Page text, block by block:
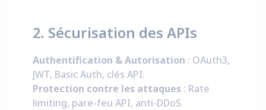
2. Sécurisation des APIs
Authentification & Autorisation : OAuth3,
JWT, Basic Auth, clés API.
Protection contre les attaques : Rate
limiting, pare-feu API, anti-DDoS.